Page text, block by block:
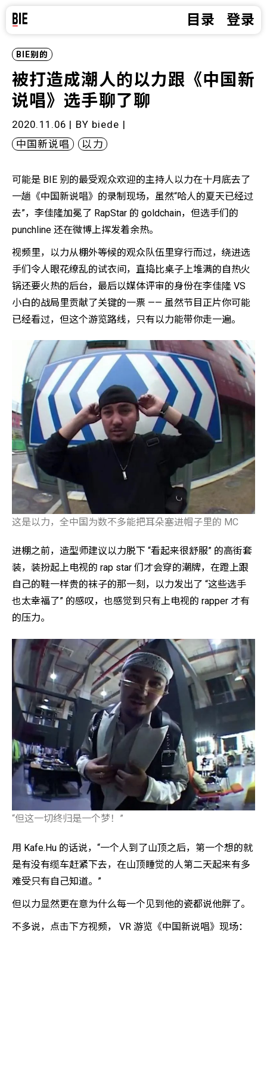
目录 登录
BIE别的
被打造成潮人的以力跟《中国新
说唱》选手聊了聊
2020.11.06 | BY biede |
中国新说唱
以力
可能是 BIE 别的最受观众欢迎的主持人以力在十月底去了
一趟《中国新说唱》的录制现场，虽然“哈人的夏天已经过
去”，李佳隆加冕了 RapStar 的 goldchain，但选手们的
punchline 还在微博上挥发着余热。
视频里，以力从棚外等候的观众队伍里穿行而过，绕进选
手们令人眼花缭乱的试衣间，直捣比桌子上堆满的自热火
锅还要火热的后台，最后以媒体评审的身份在李佳隆 VS
小白的战局里贡献了关键的一票 —— 虽然节目正片你可能
已经看过，但这个游览路线，只有以力能带你走一遍。
这是以力，全中国为数不多能把耳朵塞进帽子里的 MC
进棚之前，造型师建议以力脱下 “看起来很舒服” 的高街套
装，装扮起上电视的 rap star 们才会穿的潮牌，在蹬上跟
自己的鞋一样贵的袜子的那一刻，以力发出了 “这些选手
也太幸福了” 的感叹，也感觉到只有上电视的 rapper 才有
的压力。
“但这一切终归是一个梦！”
用 Kafe.Hu 的话说，“一个人到了山顶之后，第一个想的就
是有没有缆车赶紧下去，在山顶睡觉的人第二天起来有多
难受只有自己知道。”
但以力显然更在意为什么每一个见到他的瓷都说他胖了。
不多说，点击下方视频， VR 游览《中国新说唱》现场：